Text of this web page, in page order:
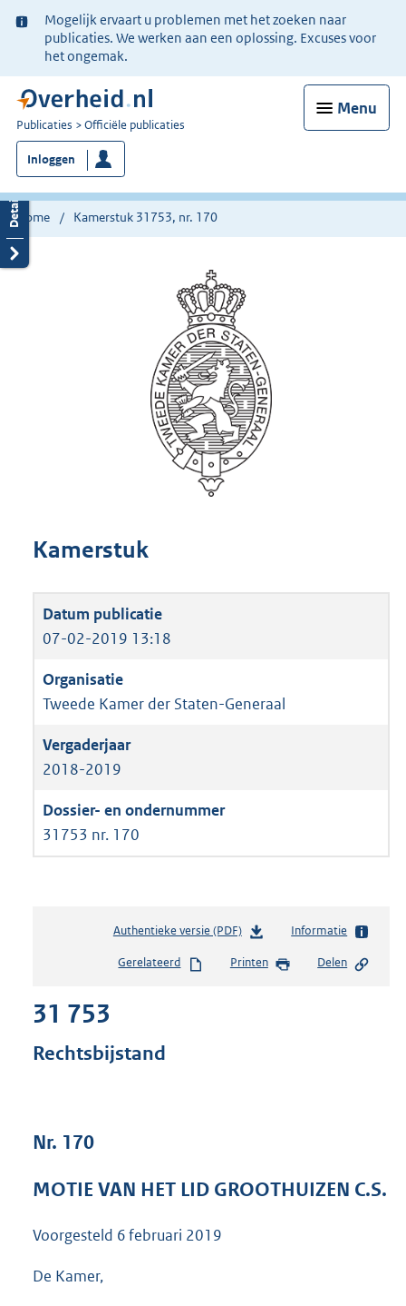
Ter
informatie:
Mogelijk ervaart u problemen met het zoeken naar
publicaties. We werken aan een oplossing. Excuses voor
het ongemak.
Menu
U
bent
nu
hier:
Publicaties Officiële publicaties
Inloggen
Home Kamerstuk 31753, nr. 170
Kamerstuk
07-02-2019 13:18
Tweede Kamer der Staten-Generaal
2018-2019
31753 nr. 170
Authentieke versie (PDF)b
s
e
Informatie
Gerelateerd Printen Delen
31 753
Rechtsbijstand
Nr. 170
MOTIE VAN HET LID GROOTHUIZEN C.S.
Voorgesteld 6 februari 2019
De Kamer,